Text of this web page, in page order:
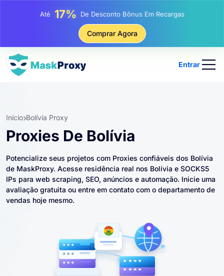
Até25%Desconto Em Compras Estáticas De IP
Desconto Em Compras Rotativas De IP
Comprar Agora
Entrar
Início Bolívia Proxy
Proxies De Bolívia
Potencialize seus projetos com Proxies confiáveis ​​dos Bolívia
de MaskProxy. Acesse residência real nos Bolívia e SOCKS5
IPs para web scraping, SEO, anúncios e automação. Inicie uma
avaliação gratuita ou entre em contato com o departamento de
vendas hoje mesmo.